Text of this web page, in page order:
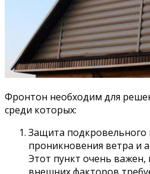
Фронтон необходим для
среди которых:
Защита подкровельного
проникновения ветра и
Этот пункт очень важен,